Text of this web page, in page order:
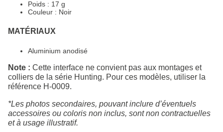
Poids : 17 g
Couleur : Noir
MATÉRIAUX
Aluminium anodisé
Note : Cette interface ne convient pas aux montages et
colliers de la série Hunting. Pour ces modèles, utiliser la
référence H-0009.
*Les photos secondaires, pouvant inclure d’éventuels
accessoires ou coloris non inclus, sont non contractuelles
et à usage illustratif.